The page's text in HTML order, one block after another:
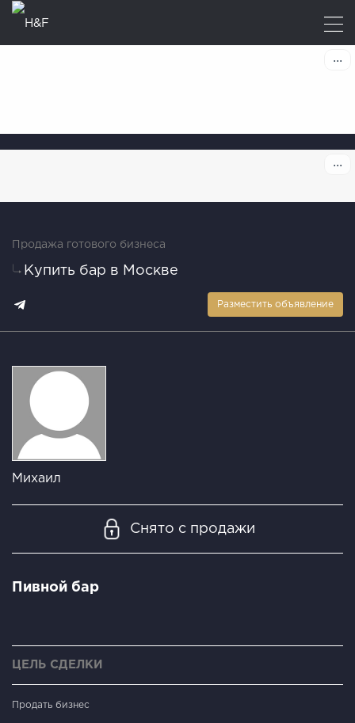
Продажа готового бизнеса
Купить бар в Москве
Разместить объявление
Михаил
Снято с продажи
Пивной бар
ЦЕЛЬ СДЕЛКИ
Продать бизнес